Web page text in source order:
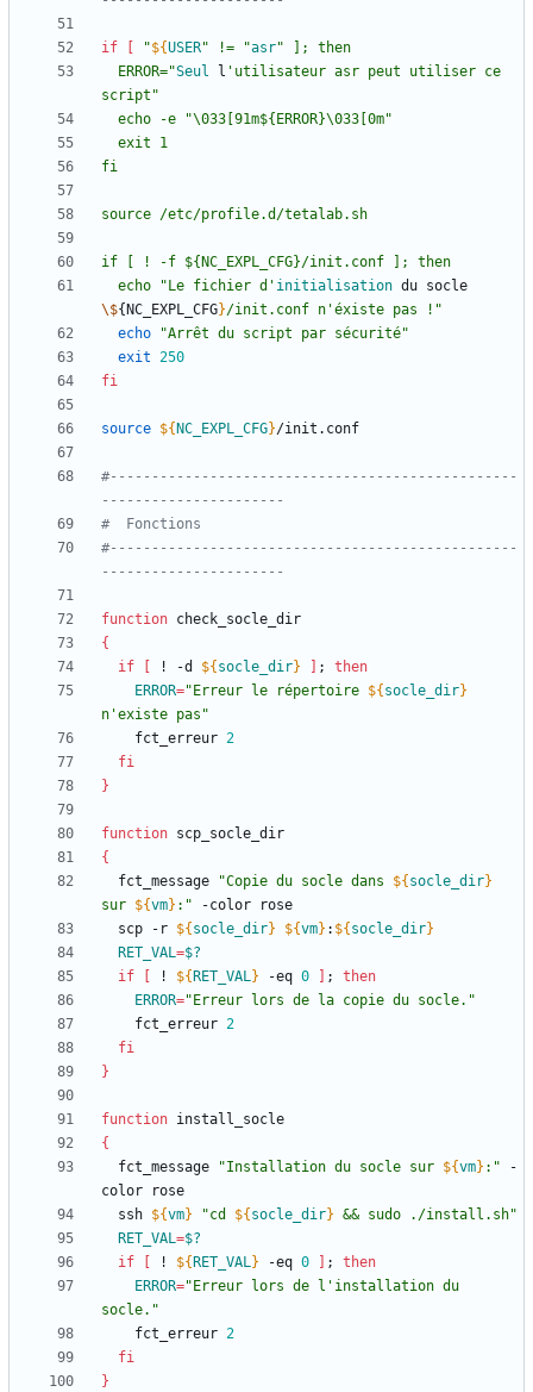
if "${USER" != "asr
  ERROR="
Seul l 'utilisateur asr peut utiliser ce
  echo "Le fichier d'
initialisation
\${NC_EXPL_CFG}/init.conf n'éxiste pas ! "
echo
"Arrêt du script par sécurité"
exit 250
fi
source ${ NC_EXPL_CFG}
#-------------------------------------------------
----------------------
#  Fonctions
#-------------------------------------------------
----------------------
function
{
if
! -d ${ socle_dir} ;
then
ERROR=" Erreur le répertoire ${ socle_dir}
n'existe pas "
    fct_erreur
2
fi
}
function
{
  fct_message
"Copie du socle dans ${ socle_dir}
sur ${vm} : "
  scp -r
${ socle_dir} ${vm} : ${ socle_dir}
RET_VAL=$?
if
! ${ RET_VAL} -eq 0 ;
then
ERROR="Erreur lors de la copie du socle."
    fct_erreur
2
fi
}
function
{
  fct_message
"Installation du socle sur ${vm} : " -
  ssh
${vm} "cd ${ socle_dir} && sudo ./install.sh"
RET_VAL=$?
if
! ${ RET_VAL} -eq 0 ;
then
ERROR="Erreur lors de l'installation du
socle."
    fct_erreur
2
fi
}